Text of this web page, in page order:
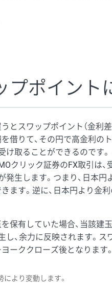
160円
リカランド/円とメキシコペソ/
プポイント
とスワップポイント（金利
借りて、その円で高金利の
け取ることができるのです
クリック証券のFX取引は
発生します。つまり、日本
ます。逆に、日本円より金
保有していた場合、当該建
し、余力に反映されます。
ーククローズ後となります
より変動します。